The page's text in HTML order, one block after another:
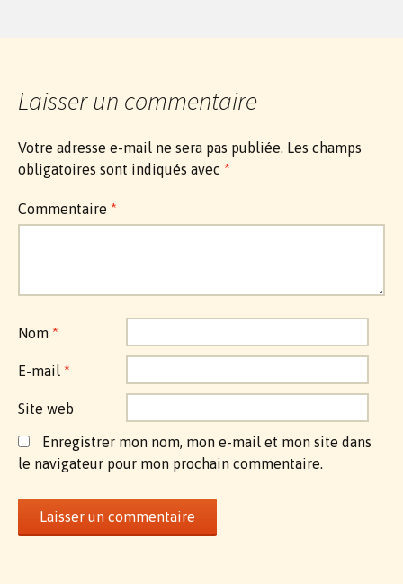
Laisser un commentaire
Votre adresse e-mail ne sera pas publiée. Les champs
obligatoires sont indiqués avec *
Commentaire *
Nom *
E-mail *
Site web
Enregistrer mon nom, mon e-mail et mon site dans
le navigateur pour mon prochain commentaire.